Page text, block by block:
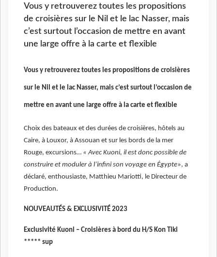
Vous y retrouverez toutes les propositions
de croisières sur le Nil et le lac Nasser, mais
c’est surtout l’occasion de mettre en avant
une large offre à la carte et flexible
Vous y retrouverez toutes les propositions de croisières
sur le Nil et le lac Nasser, mais c’est surtout l’occasion de
mettre en avant une large offre à la carte et flexible
Choix des bateaux et des durées de croisières, hôtels au
Caire, à Louxor, à Assouan et sur les bords de la mer
Rouge, excursions… « Avec Kuoni, il est donc possible de
construire et moduler à l’infini son voyage en Égypte», a
déclaré, enthousiaste, Matthieu Mariotti, le Directeur de
Production.
NOUVEAUTÉS & EXCLUSIVITÉ 2023
Exclusivité Kuoni – Croisières à bord du H/S Kon Tiki
***** sup